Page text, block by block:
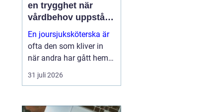
en trygghet när
vårdbehov uppstår
dygnet runt
En joursjuksköterska är
ofta den som kliver in
när andra har gått hem
för dagen. Under sena
kvällar, nätter och helger
människor på
31 juli 2026